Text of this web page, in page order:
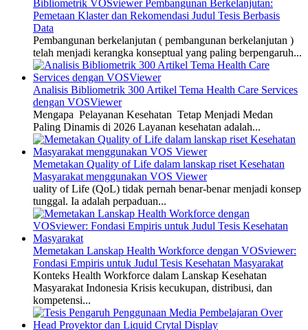
Bibliometrik VOSviewer Pembangunan Berkelanjutan:
Pemetaan Klaster dan Rekomendasi Judul Tesis Berbasis
Data
Pembangunan berkelanjutan ( pembangunan berkelanjutan )
telah menjadi kerangka konseptual yang paling berpengaruh...
Analisis Bibliometrik 300 Artikel Tema Health Care Services
dengan VOSViewer
Mengapa Pelayanan Kesehatan Tetap Menjadi Medan
Paling Dinamis di 2026 Layanan kesehatan adalah...
Memetakan Quality of Life dalam lanskap riset Kesehatan
Masyarakat menggunakan VOS Viewer
uality of Life (QoL) tidak pernah benar-benar menjadi konsep
tunggal. Ia adalah perpaduan...
Memetakan Lanskap Health Workforce dengan VOSviewer:
Fondasi Empiris untuk Judul Tesis Kesehatan Masyarakat
Konteks Health Workforce dalam Lanskap Kesehatan
Masyarakat Indonesia Krisis kecukupan, distribusi, dan
kompetensi...